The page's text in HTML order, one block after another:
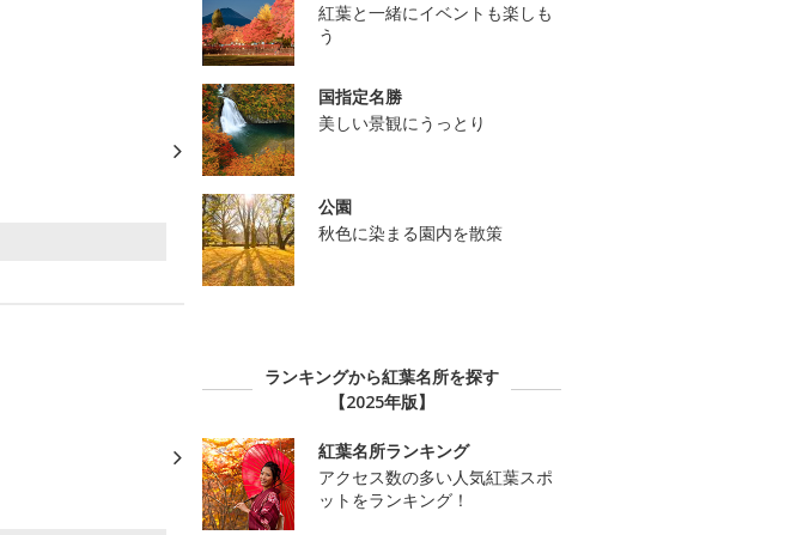
紅葉と一緒にイベントも楽しも
う
国指定名勝
美しい景観にうっとり
公園
秋色に染まる園内を散策
ランキングから紅葉名所を探す
【2025年版】
紅葉名所ランキング
アクセス数の多い人気紅葉スポ
ットをランキング！